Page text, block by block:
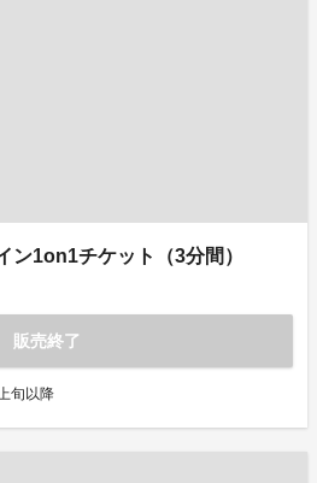
ン1on1チケット（3分間）
販売終了
旬以降